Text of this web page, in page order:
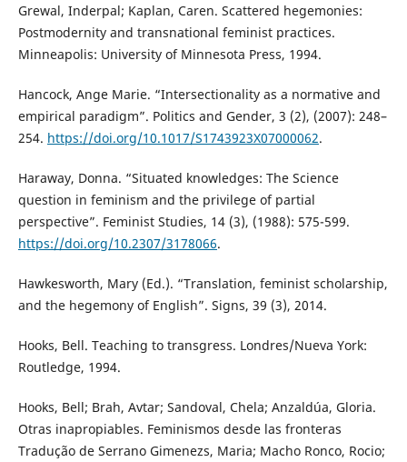
Grewal, Inderpal; Kaplan, Caren. Scattered hegemonies:
Postmodernity and transnational feminist practices.
Minneapolis: University of Minnesota Press, 1994.
Hancock, Ange Marie. “Intersectionality as a normative and
empirical paradigm”. Politics and Gender, 3 (2), (2007): 248–
254. https://doi.org/10.1017/S1743923X07000062.
Haraway, Donna. “Situated knowledges: The Science
question in feminism and the privilege of partial
perspective”. Feminist Studies, 14 (3), (1988): 575-599.
https://doi.org/10.2307/3178066.
Hawkesworth, Mary (Ed.). “Translation, feminist scholarship,
and the hegemony of English”. Signs, 39 (3), 2014.
Hooks, Bell. Teaching to transgress. Londres/Nueva York:
Routledge, 1994.
Hooks, Bell; Brah, Avtar; Sandoval, Chela; Anzaldúa, Gloria.
Otras inapropiables. Feminismos desde las fronteras
Tradução de Serrano Gimenezs, Maria; Macho Ronco, Rocio;